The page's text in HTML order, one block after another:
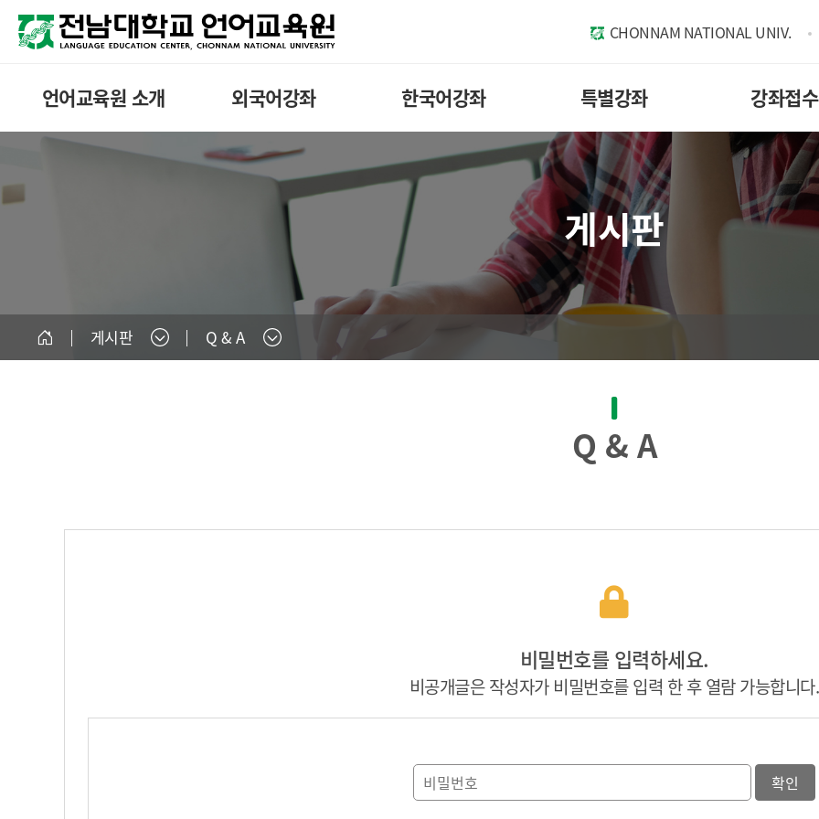
CHONNAM NATIONAL UNIV.
언어교육원 소개 외국어강좌 한국어강좌 특별강좌 강좌접수
게시판 Q & A
게시판
Q & A
비밀번호를 입력하세요.
비공개글은 작성자가 비밀번호를 입력 한 후 열람 가능합니다.